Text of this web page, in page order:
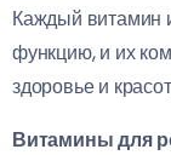
Каждый витамин
функцию, и их
здоровье и
Витамины для